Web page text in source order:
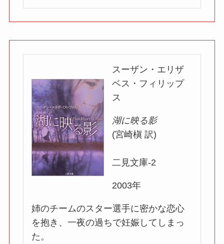
スーザン・エリザ
ベス・フィリップ
ス
湖に映る影
(宮崎槇 訳)
二見文庫-2
2003年
姉のチームのスター選手に密かな恋心
を抱き、一夜の過ちで妊娠してしまっ
た。